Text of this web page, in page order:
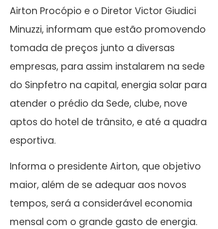
Airton Procópio e o Diretor Victor Giudici
Minuzzi, informam que estão promovendo
tomada de preços junto a diversas
empresas, para assim instalarem na sede
do Sinpfetro na capital, energia solar para
atender o prédio da Sede, clube, nove
aptos do hotel de trânsito, e até a quadra
esportiva.
Informa o presidente Airton, que objetivo
maior, além de se adequar aos novos
tempos, será a considerável economia
mensal com o grande gasto de energia.